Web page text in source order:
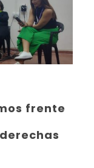
frente